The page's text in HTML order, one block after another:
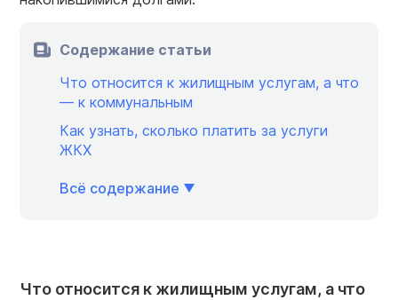
Содержание статьи
Что относится к жилищным услугам, а что
— к коммунальным
Как узнать, сколько платить за услуги
ЖКХ
Всё содержание
Что относится к жилищным услугам, а что